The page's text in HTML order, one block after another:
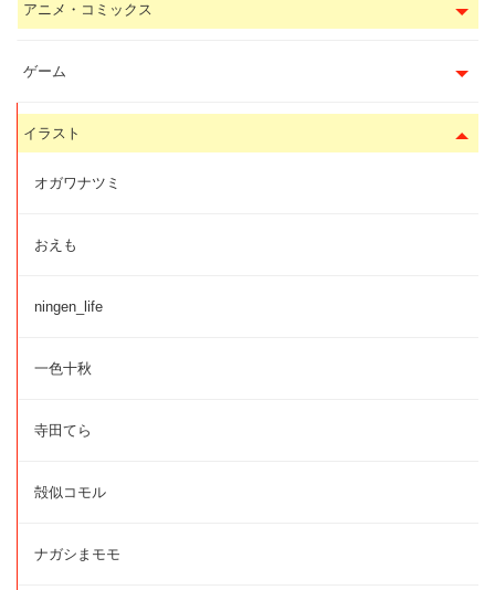
アニメ・コミックス
ゲーム
イラスト
オガワナツミ
おえも
ningen_life
一色十秋
寺田てら
殻似コモル
ナガシまモモ